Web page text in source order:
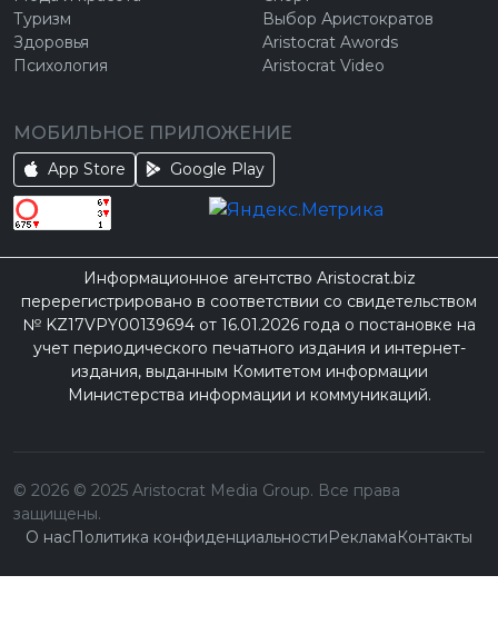
Туризм
Здоровья
Психология
Выбор Аристократов
Aristocrat Awords
Aristocrat Video
МОБИЛЬНОЕ ПРИЛОЖЕНИЕ
App Store Google Play
Информационное агентство Aristocrat.biz
перерегистрировано в соответствии со свидетельством
№ KZ17VPY00139694 от 16.01.2026 года о постановке на
учет периодического печатного издания и интернет-
издания, выданным Комитетом информации
Министерства информации и коммуникаций.
© 2026 © 2025 Aristocrat Media Group. Все права
защищены.
О насПолитика конфиденциальностиРекламаКонтакты